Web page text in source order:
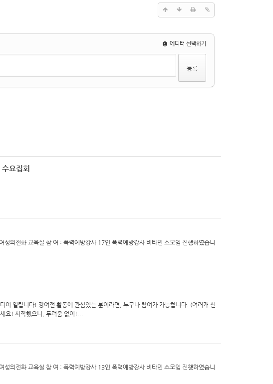
에디터 선택하기
요집회
의전화 교육실 참 여 : 폭력예방강사 17인 폭력예방강사 비타민 소모임 진행하였습니
어 열립니다! 강여전 활동에 관심있는 분이라면, 누구나 참여가 가능합니다. (여러개 신
요! 시작했으니, 두려움 없이!...
의전화 교육실 참 여 : 폭력예방강사 13인 폭력예방강사 비타민 소모임 진행하였습니